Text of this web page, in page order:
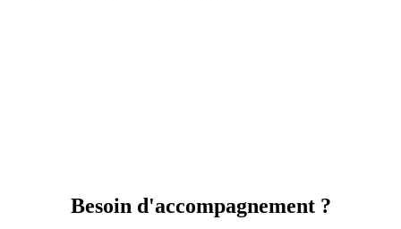
Besoin d'accompagnement ?